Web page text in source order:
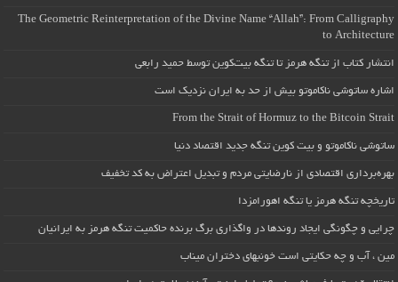
The Geometric Reinterpretation of the Divine Name “Allah”: From Calligraphy
to Architecture
انتشار کتاب از تنگه هرمز تا تنگه بیت‌کوین توسط حمید رابعی
اشاره ساتوشی ناکاموتو بیش از حد به ایران نزدیک است
From the Strait of Hormuz to the Bitcoin Strait
ساتوشی ناکاموتو و بیت کوین تنگه جدید اقتصاد دنیا
بهره‌برداری اقتصادی از نارضایتی مردم و تبدیل اعتراض به کد تخفیف
تاریخچه تنگه هرمز یا تنگه اهورامزدا
چرایی و چگونگی ایجاد روندها در واگذاری برگ برنده حاکمیت تنگه هرمز به ایرانیان
مین ، آب و چه حکایتی است خونبهای دختران میناب